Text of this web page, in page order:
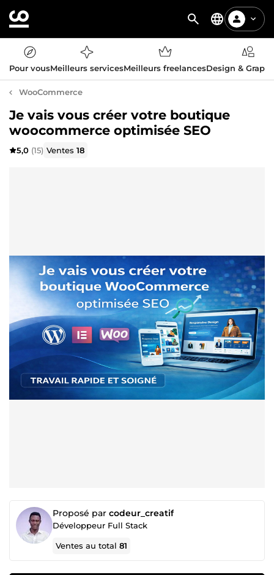
Pour vousMeilleurs servicesMeilleurs freelancesDesign &
WooCommerce
Je vais vous créer votre boutique
woocommerce optimisée SEO
5,0 (15) Ventes18
Proposé par codeur_creatif
Développeur Full Stack
Ventes au total81